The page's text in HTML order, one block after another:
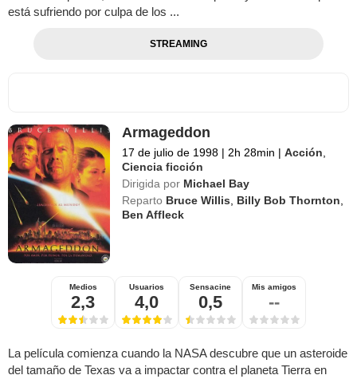
está sufriendo por culpa de los ...
STREAMING
Armageddon
17 de julio de 1998 | 2h 28min | Acción,
Ciencia ficción
Dirigida por Michael Bay
Reparto Bruce Willis, Billy Bob Thornton,
Ben Affleck
Medios
2,3
Usuarios
4,0
Sensacine
0,5
Mis amigos
--
La película comienza cuando la NASA descubre que un asteroide
del tamaño de Texas va a impactar contra el planeta Tierra en